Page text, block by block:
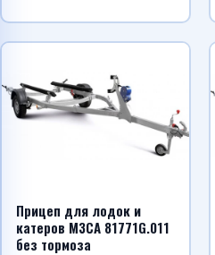
Прицеп для лодок и
катеров МЗСА 81771G.011
без тормоза